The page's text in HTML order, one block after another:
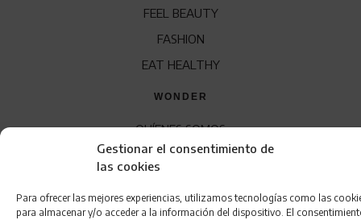
Gestionar el consentimiento de
las cookies
Para ofrecer las mejores experiencias, utilizamos tecnologías como las
para almacenar y/o acceder a la información del dispositivo. El
FEEL BEAUTY
FASHION
EAT HEALTHY
WONDER
QUÍENES SOMOS
CONTACTO